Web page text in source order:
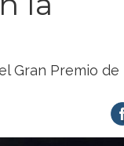
Gran Premio de